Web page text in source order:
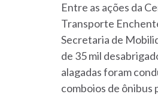
Entre as ações da
Transporte
Secretaria de
de 35 mil
alagadas foram
comboios de